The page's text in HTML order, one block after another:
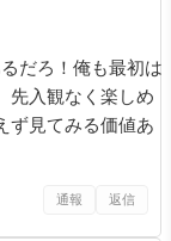
だろ！俺も最初は
先入観なく楽しめ
ず見てみる価値あ
通報 返信